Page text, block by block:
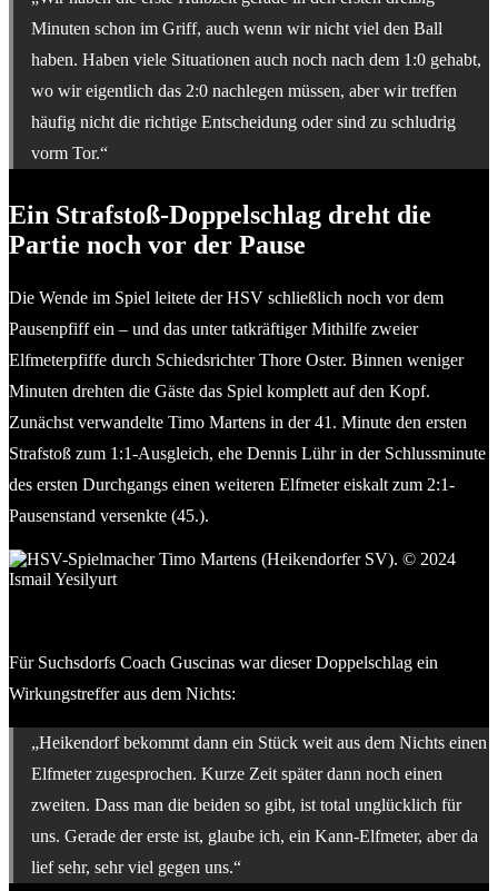
Minuten schon im Griff, auch wenn wir nicht viel den Ball
haben. Haben viele Situationen auch noch nach dem 1:0 gehabt,
wo wir eigentlich das 2:0 nachlegen müssen, aber wir treffen
häufig nicht die richtige Entscheidung oder sind zu schludrig
vorm Tor.“
Ein Strafstoß-Doppelschlag dreht die
Partie noch vor der Pause
Die Wende im Spiel leitete der HSV schließlich noch vor dem
Pausenpfiff ein – und das unter tatkräftiger Mithilfe zweier
Elfmeterpfiffe durch Schiedsrichter Thore Oster. Binnen weniger
Minuten drehten die Gäste das Spiel komplett auf den Kopf.
Zunächst verwandelte Timo Martens in der 41. Minute den ersten
Strafstoß zum 1:1-Ausgleich, ehe Dennis Lühr in der Schlussminute
des ersten Durchgangs einen weiteren Elfmeter eiskalt zum 2:1-
Pausenstand versenkte (45.).
Für Suchsdorfs Coach Guscinas war dieser Doppelschlag ein
Wirkungstreffer aus dem Nichts:
„Heikendorf bekommt dann ein Stück weit aus dem Nichts einen
Elfmeter zugesprochen. Kurze Zeit später dann noch einen
zweiten. Dass man die beiden so gibt, ist total unglücklich für
uns. Gerade der erste ist, glaube ich, ein Kann-Elfmeter, aber da
lief sehr, sehr viel gegen uns.“